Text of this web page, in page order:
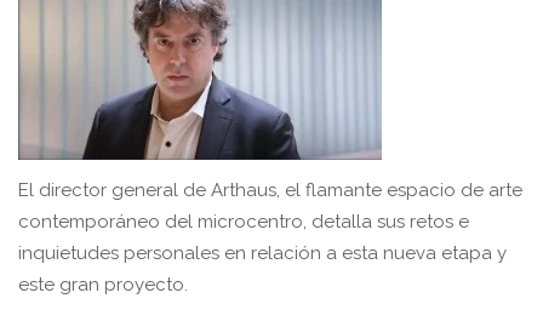
El director general de Arthaus, el flamante espacio de arte
contemporáneo del microcentro, detalla sus retos e
inquietudes personales en relación a esta nueva etapa y
este gran proyecto.